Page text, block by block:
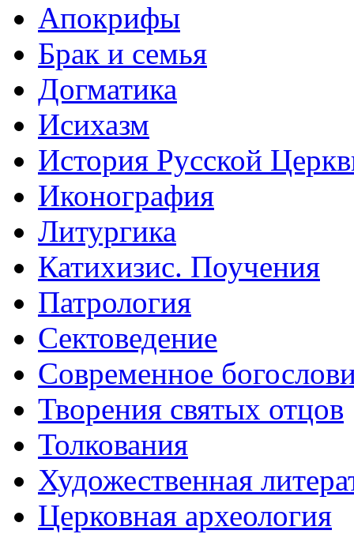
Апокрифы
Брак и семья
Догматика
Исихазм
История Русской
Иконография
Литургика
Катихизис. Поучения
Патрология
Сектоведение
Современное
Творения святых отцов
Толкования
Художественная
Церковная археология